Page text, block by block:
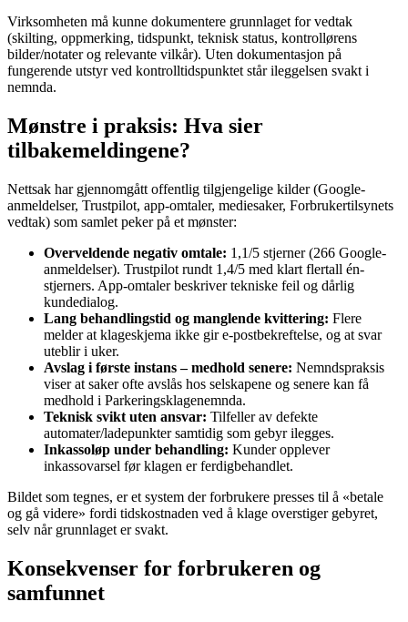
Virksomheten må kunne dokumentere grunnlaget for vedtak
(skilting, oppmerking, tidspunkt, teknisk status, kontrollørens
bilder/notater og relevante vilkår). Uten dokumentasjon på
fungerende utstyr ved kontrolltidspunktet står ileggelsen svakt i
nemnda.
Mønstre i praksis: Hva sier
tilbakemeldingene?
Nettsak har gjennomgått offentlig tilgjengelige kilder (Google-
anmeldelser, Trustpilot, app-omtaler, mediesaker, Forbrukertilsynets
vedtak) som samlet peker på et mønster:
Overveldende negativ omtale: 1,1/5 stjerner (266 Google-
anmeldelser). Trustpilot rundt 1,4/5 med klart flertall én-
stjerners. App-omtaler beskriver tekniske feil og dårlig
kundedialog.
Lang behandlingstid og manglende kvittering: Flere
melder at klageskjema ikke gir e-postbekreftelse, og at svar
uteblir i uker.
Avslag i første instans – medhold senere: Nemndspraksis
viser at saker ofte avslås hos selskapene og senere kan få
medhold i Parkeringsklagenemnda.
Teknisk svikt uten ansvar: Tilfeller av defekte
automater/ladepunkter samtidig som gebyr ilegges.
Inkassoløp under behandling: Kunder opplever
inkassovarsel før klagen er ferdigbehandlet.
Bildet som tegnes, er et system der forbrukere presses til å «betale
og gå videre» fordi tidskostnaden ved å klage overstiger gebyret,
selv når grunnlaget er svakt.
Konsekvenser for forbrukeren og
samfunnet